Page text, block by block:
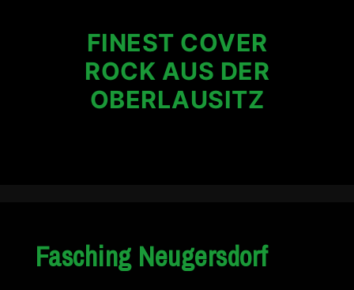
FINEST COVER
ROCK AUS DER
OBERLAUSITZ
Fasching Neugersdorf